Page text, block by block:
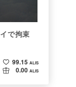
で拘束
99.15 ALIS
0.00 ALIS